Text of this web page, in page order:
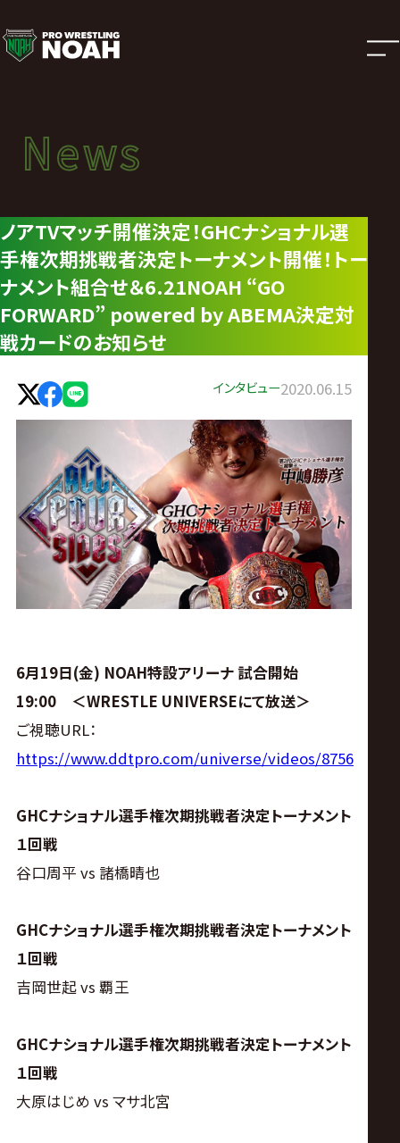
ニ
ュ
ー
ス
|
プ
ロ
レ
ス
ン
グ・
ノ
ア
公
式
サ
イ
News
ニュース
News
ノアTVマッチ開催決定！GHCナショナル選
手権次期挑戦者決定トーナメント開催！トー
ナメント組合せ＆6.21NOAH “GO
FORWARD” powered by ABEMA決定対
戦カードのお知らせ
インタビュー2020.06.15
6月19日(金) NOAH特設アリーナ 試合開始
19:00 ＜WRESTLE UNIVERSEにて放送＞
ご視聴URL：
https://www.ddtpro.com/universe/videos/8756
GHCナショナル選手権次期挑戦者決定トーナメント
１回戦
谷口周平 vs 諸橋晴也
GHCナショナル選手権次期挑戦者決定トーナメント
１回戦
吉岡世起 vs 覇王
GHCナショナル選手権次期挑戦者決定トーナメント
１回戦
大原はじめ vs マサ北宮